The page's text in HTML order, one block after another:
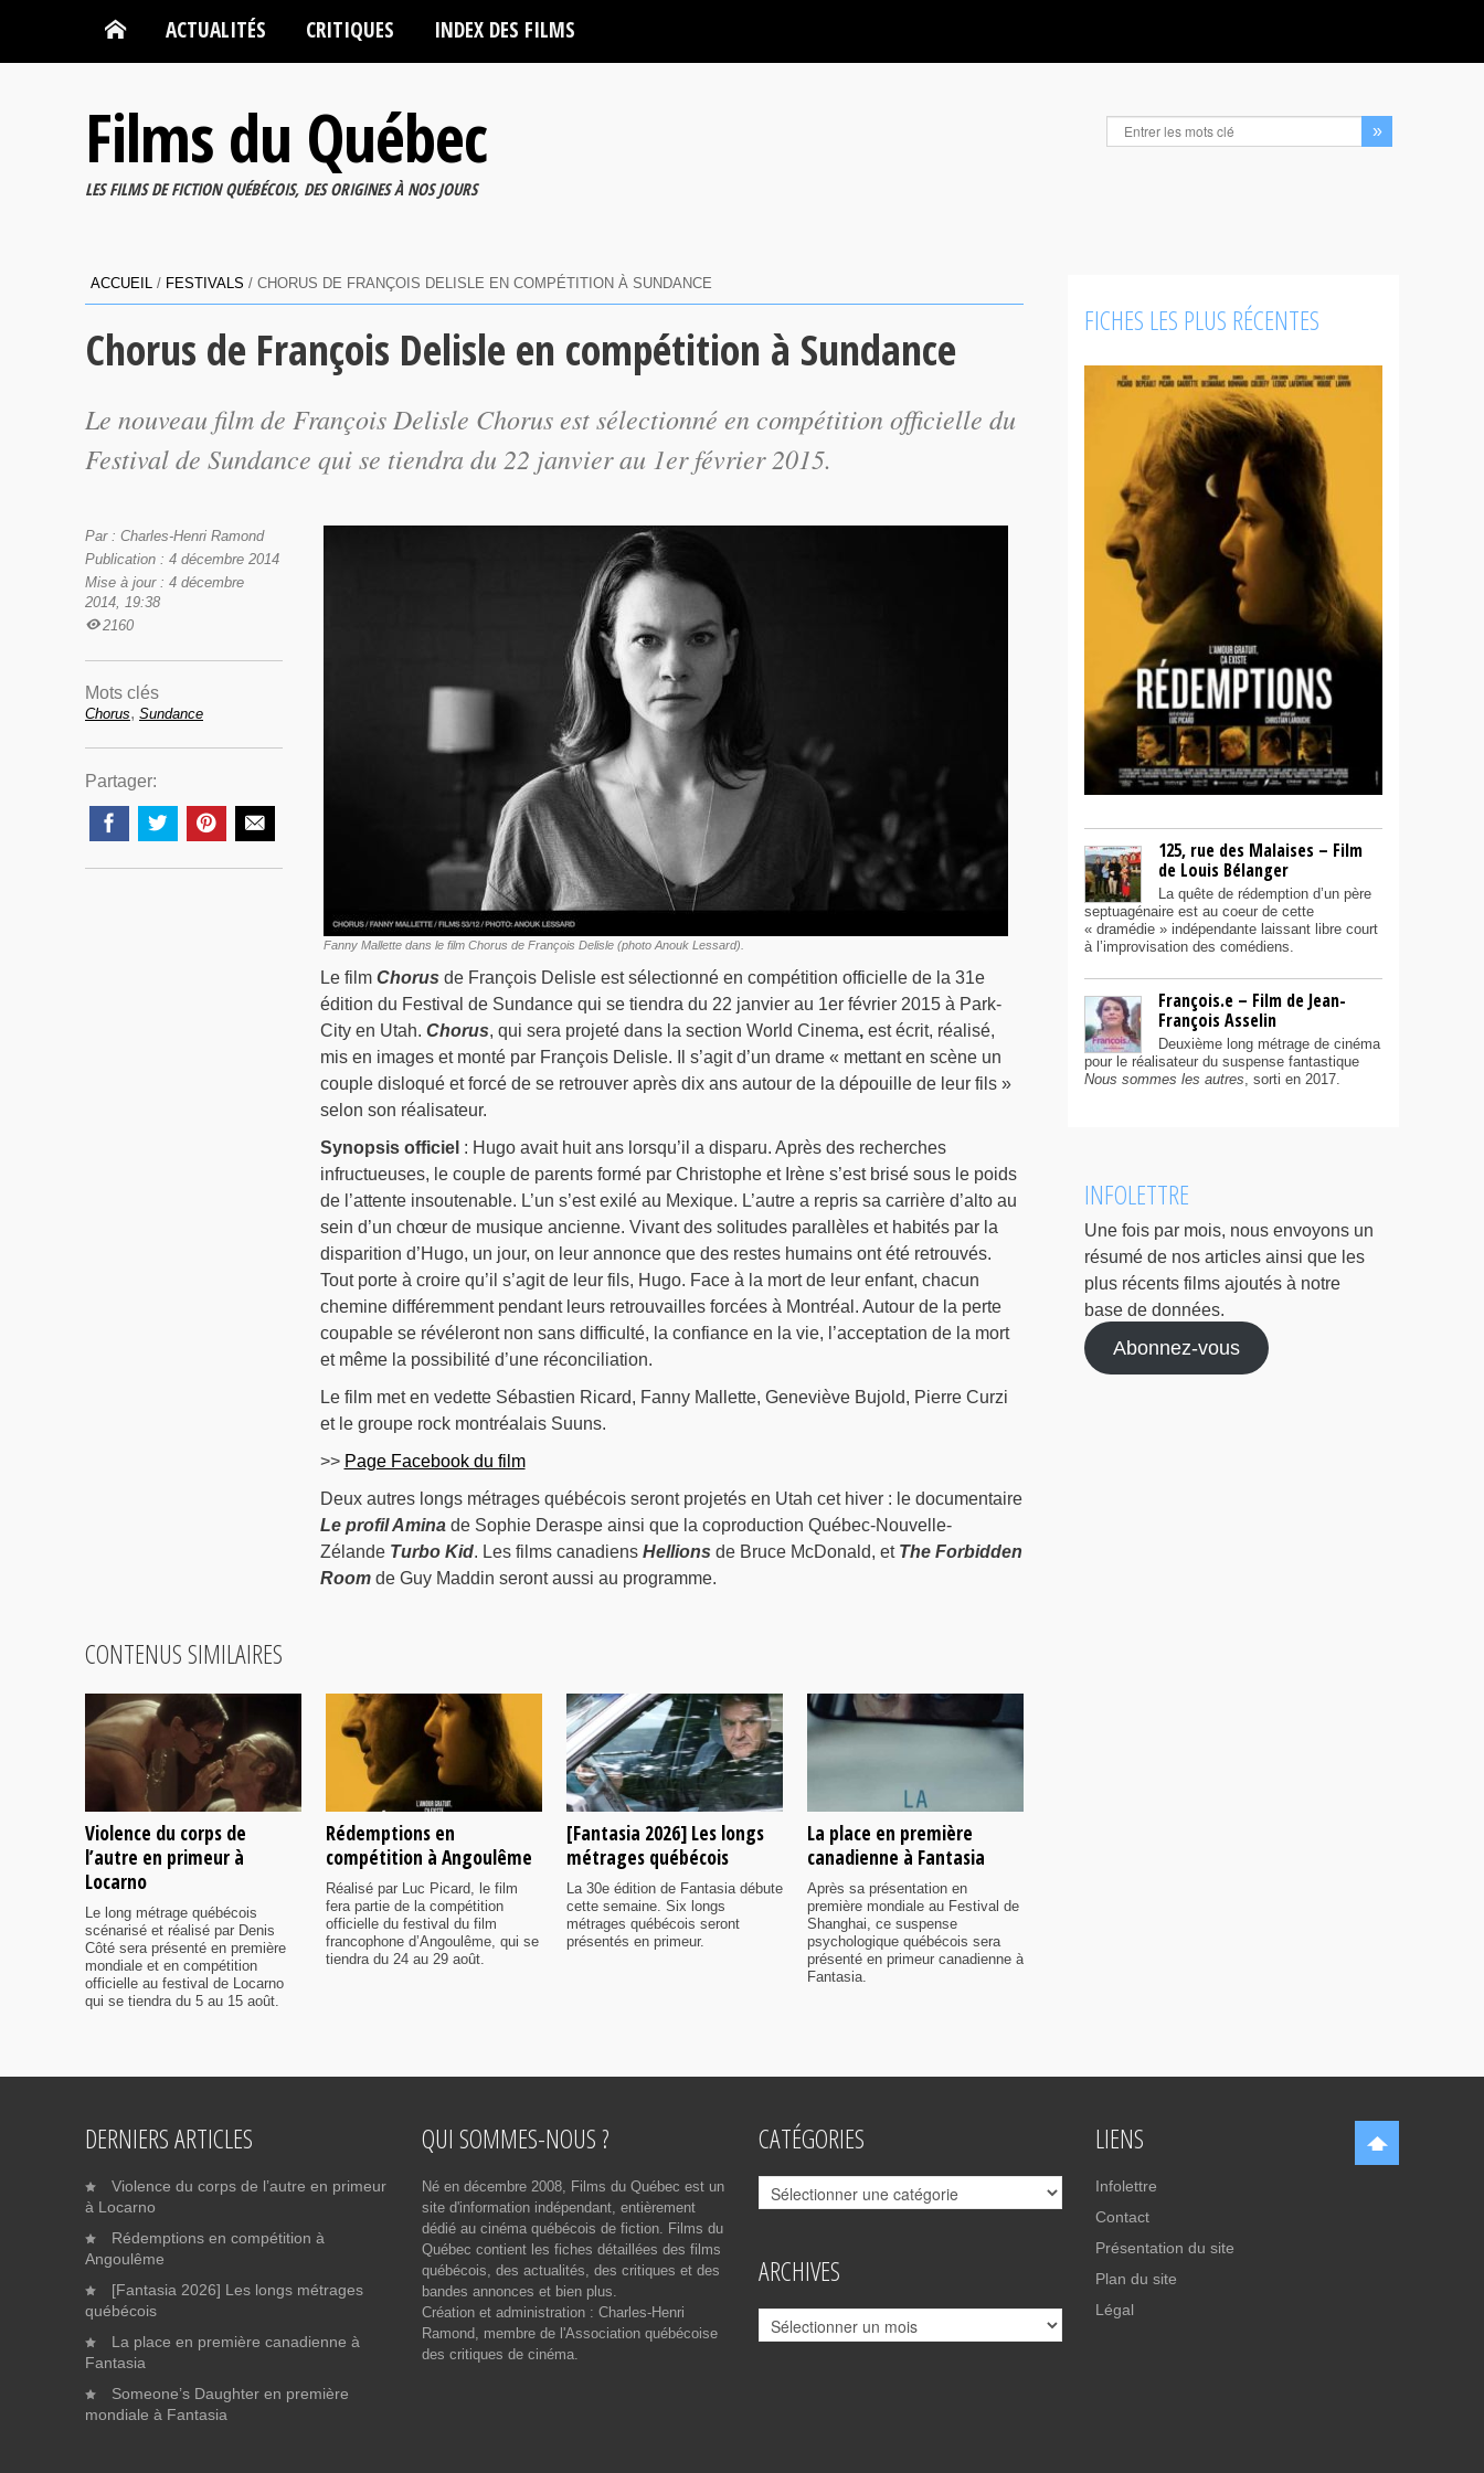
ACTUALITÉS CRITIQUES INDEX DES FILMS
Films du Québec
LES FILMS DE FICTION QUÉBÉCOIS, DES ORIGINES À NOS JOURS
ACCUEIL / FESTIVALS / CHORUS DE FRANÇOIS DELISLE EN COMPÉTITION À SUNDANCE
Chorus de François Delisle en compétition à Sundance
Le nouveau film de François Delisle Chorusest sélectionné en compétition officielle du
Festival de Sundance qui se tiendra du 22 janvier au 1er février 2015.
Fanny Mallette dans le film Chorus de François Delisle (photo Anouk Lessard).
Le film Chorus de François Delisle est sélectionné en compétition officielle de la 31e
édition du Festival de Sundance qui se tiendra du 22 janvier au 1er février 2015 à Park-
City en Utah. Chorus, qui sera projeté dans la section World Cinema,est écrit, réalisé,
mis en images et monté par François Delisle. Il s’agit d’un drame « mettant en scène un
couple disloqué et forcé de se retrouver après dix ans autour de la dépouille de leur fils »
selon son réalisateur.
Synopsis officiel : Hugo avait huit ans lorsqu’il a disparu. Après des recherches
infructueuses, le couple de parents formé par Christophe et Irène s’est brisé sous le poids
de l’attente insoutenable. L’un s’est exilé au Mexique. L’autre a repris sa carrière d’alto au
sein d’un chœur de musique ancienne. Vivant des solitudes parallèles et habités par la
disparition d’Hugo, un jour, on leur annonce que des restes humains ont été retrouvés.
Tout porte à croire qu’il s’agit de leur fils, Hugo. Face à la mort de leur enfant, chacun
chemine différemment pendant leurs retrouvailles forcées à Montréal. Autour de la perte
coupable se révéleront non sans difficulté, la confiance en la vie, l’acceptation de la mort
et même la possibilité d’une réconciliation.
Le film met en vedette Sébastien Ricard, Fanny Mallette, Geneviève Bujold, Pierre Curzi
et le groupe rock montréalais Suuns.
>> Page Facebook du film
Deux autres longs métrages québécois seront projetés en Utah cet hiver : le documentaire
Le profil Aminade Sophie Deraspe ainsi que la coproduction Québec-Nouvelle-
Zélande Turbo Kid. Les films canadiens Hellions de Bruce McDonald, et The Forbidden
Roomde Guy Maddin seront aussi au programme.
Par : Charles-Henri Ramond
Publication : 4 décembre 2014
Mise à jour : 4 décembre
2014, 19:38
2160
Mots clés
Chorus, Sundance
Partager:
CONTENUS SIMILAIRES
Violence du corps de
l’autre en primeur à
Locarno
Le long métrage québécois
scénarisé et réalisé par Denis
Côté sera présenté en première
mondiale et en compétition
officielle au festival de Locarno
qui se tiendra du 5 au 15 août.
Rédemptions en
compétition à Angoulême
Réalisé par Luc Picard, le film
fera partie de la compétition
officielle du festival du film
francophone d’Angoulême, qui se
tiendra du 24 au 29 août.
[Fantasia 2026] Les longs
métrages québécois
La 30e édition de Fantasia débute
cette semaine. Six longs
métrages québécois seront
présentés en primeur.
La place en première
canadienne à Fantasia
Après sa présentation en
première mondiale au Festival de
Shanghai, ce suspense
psychologique québécois sera
présenté en primeur canadienne à
Fantasia.
FICHES LES PLUS RÉCENTES
125, rue des Malaises – Film
de Louis Bélanger
La quête de rédemption d’un père
septuagénaire est au coeur de cette
« dramédie » indépendante laissant libre court
à l’improvisation des comédiens.
François.e – Film de Jean-
François Asselin
Deuxième long métrage de cinéma
pour le réalisateur du suspense fantastique
Nous sommes les autres, sorti en 2017.
INFOLETTRE
Une fois par mois, nous envoyons un
résumé de nos articles ainsi que les
plus récents films ajoutés à notre
base de données.
Abonnez-vous
DERNIERS ARTICLES
Violence du corps de l’autre en primeur
à Locarno
Rédemptions en compétition à
Angoulême
[Fantasia 2026] Les longs métrages
québécois
La place en première canadienne à
Fantasia
Someone’s Daughter en première
mondiale à Fantasia
QUI SOMMES-NOUS ?
Né en décembre 2008, Films du Québec est un
site d'information indépendant, entièrement
dédié au cinéma québécois de fiction. Films du
Québec contient les fiches détaillées des films
québécois, des actualités, des critiques et des
bandes annonces et bien plus.
Création et administration : Charles-Henri
Ramond, membre de l'Association québécoise
des critiques de cinéma.
CATÉGORIES
Catégories
ARCHIVES
Archives
LIENS
Infolettre
Contact
Présentation du site
Plan du site
Légal